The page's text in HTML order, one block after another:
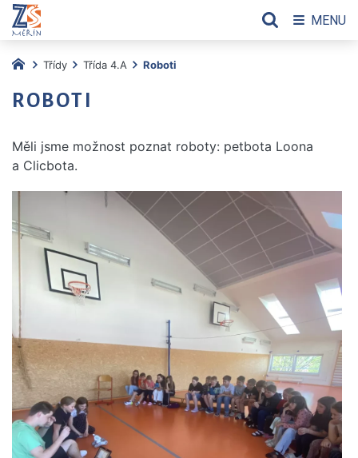
Třídy Třída 4.A Roboti
ROBOTI
Měli jsme možnost poznat roboty: petbota Loona
a Clicbota.
MENU